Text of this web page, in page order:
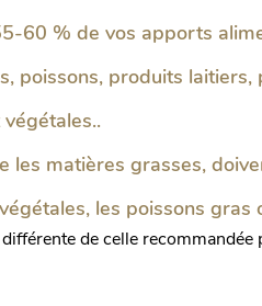
60 % de vos apports
poissons, produits
les matières grasses,
les poissons gras
de celle